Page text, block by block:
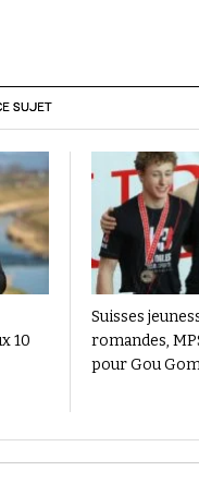
SUJET
10
Suisses
romandes,
pour Gou